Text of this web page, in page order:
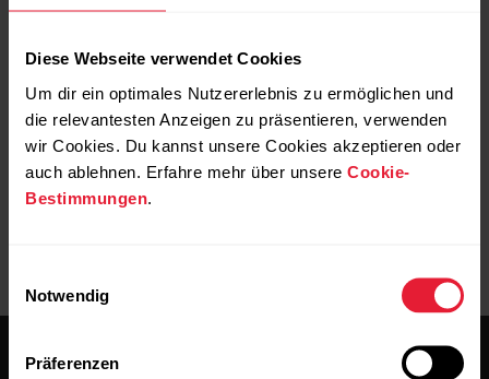
Diese Webseite verwendet Cookies
Um dir ein optimales Nutzererlebnis zu ermöglichen und
die relevantesten Anzeigen zu präsentieren, verwenden
wir Cookies. Du kannst unsere Cookies akzeptieren oder
auch ablehnen. Erfahre mehr über unsere Cookie-
Bestimmungen
Notwendig
Präferenzen
basiertes Gerät verfügen, kann das Gerät
registriert werden. Siehe Hinweistext
„Können Schüler*innen ihre eigenen Geräte
verwenden".